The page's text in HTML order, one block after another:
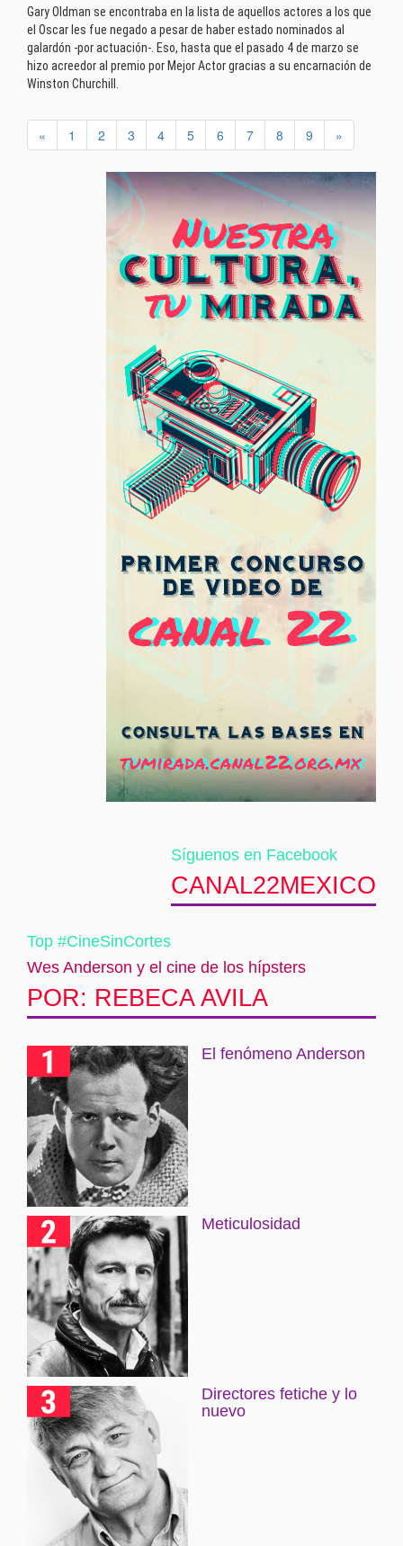
Gary Oldman se encontraba en la lista de aquellos actores a los que
el Oscar les fue negado a pesar de haber estado nominados al
galardón -por actuación-. Eso, hasta que el pasado 4 de marzo se
hizo acreedor al premio por Mejor Actor gracias a su encarnación de
Winston Churchill.
« 1 2 3 4 5 6 7 8 9 »
Síguenos en Facebook
CANAL22MEXICO
Top #CineSinCortes
Wes Anderson y el cine de los hípsters
POR: REBECA AVILA
El fenómeno Anderson
Meticulosidad
Directores fetiche y lo
nuevo